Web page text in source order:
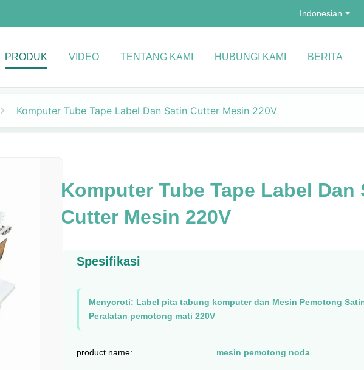
Indonesian
PRODUK VIDEO TENTANG KAMI HUBUNGI KAMI BERITA
Komputer Tube Tape Label Dan Satin Cutter Mesin 220V
Komputer Tube Tape Label Dan
Cutter Mesin 220V
Spesifikasi
Menyoroti: Label pita tabung komputer dan Mesin Pemotong
Peralatan pemotong mati 220V
product name: mesin pemotong noda